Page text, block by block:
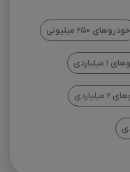
خودروهای ۲۵۰ میلیونی
میلیاردی
میلیاردی